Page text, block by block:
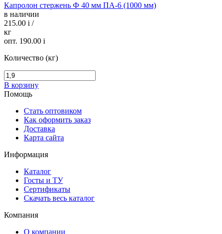
Капролон стержень Ф 40 мм ПА-6 (1000 мм)
в наличии
215.00 i /
кг
опт. 190.00 i
Количество (кг)
В корзину
Помощь
Стать оптовиком
Как оформить заказ
Доставка
Карта сайта
Информация
Каталог
Госты и ТУ
Сертификаты
Скачать весь каталог
Компания
О компании